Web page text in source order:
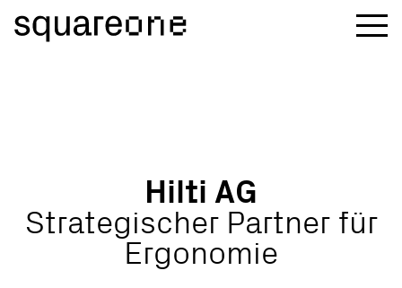
Hilti AG
Strategischer Partner für
Ergonomie